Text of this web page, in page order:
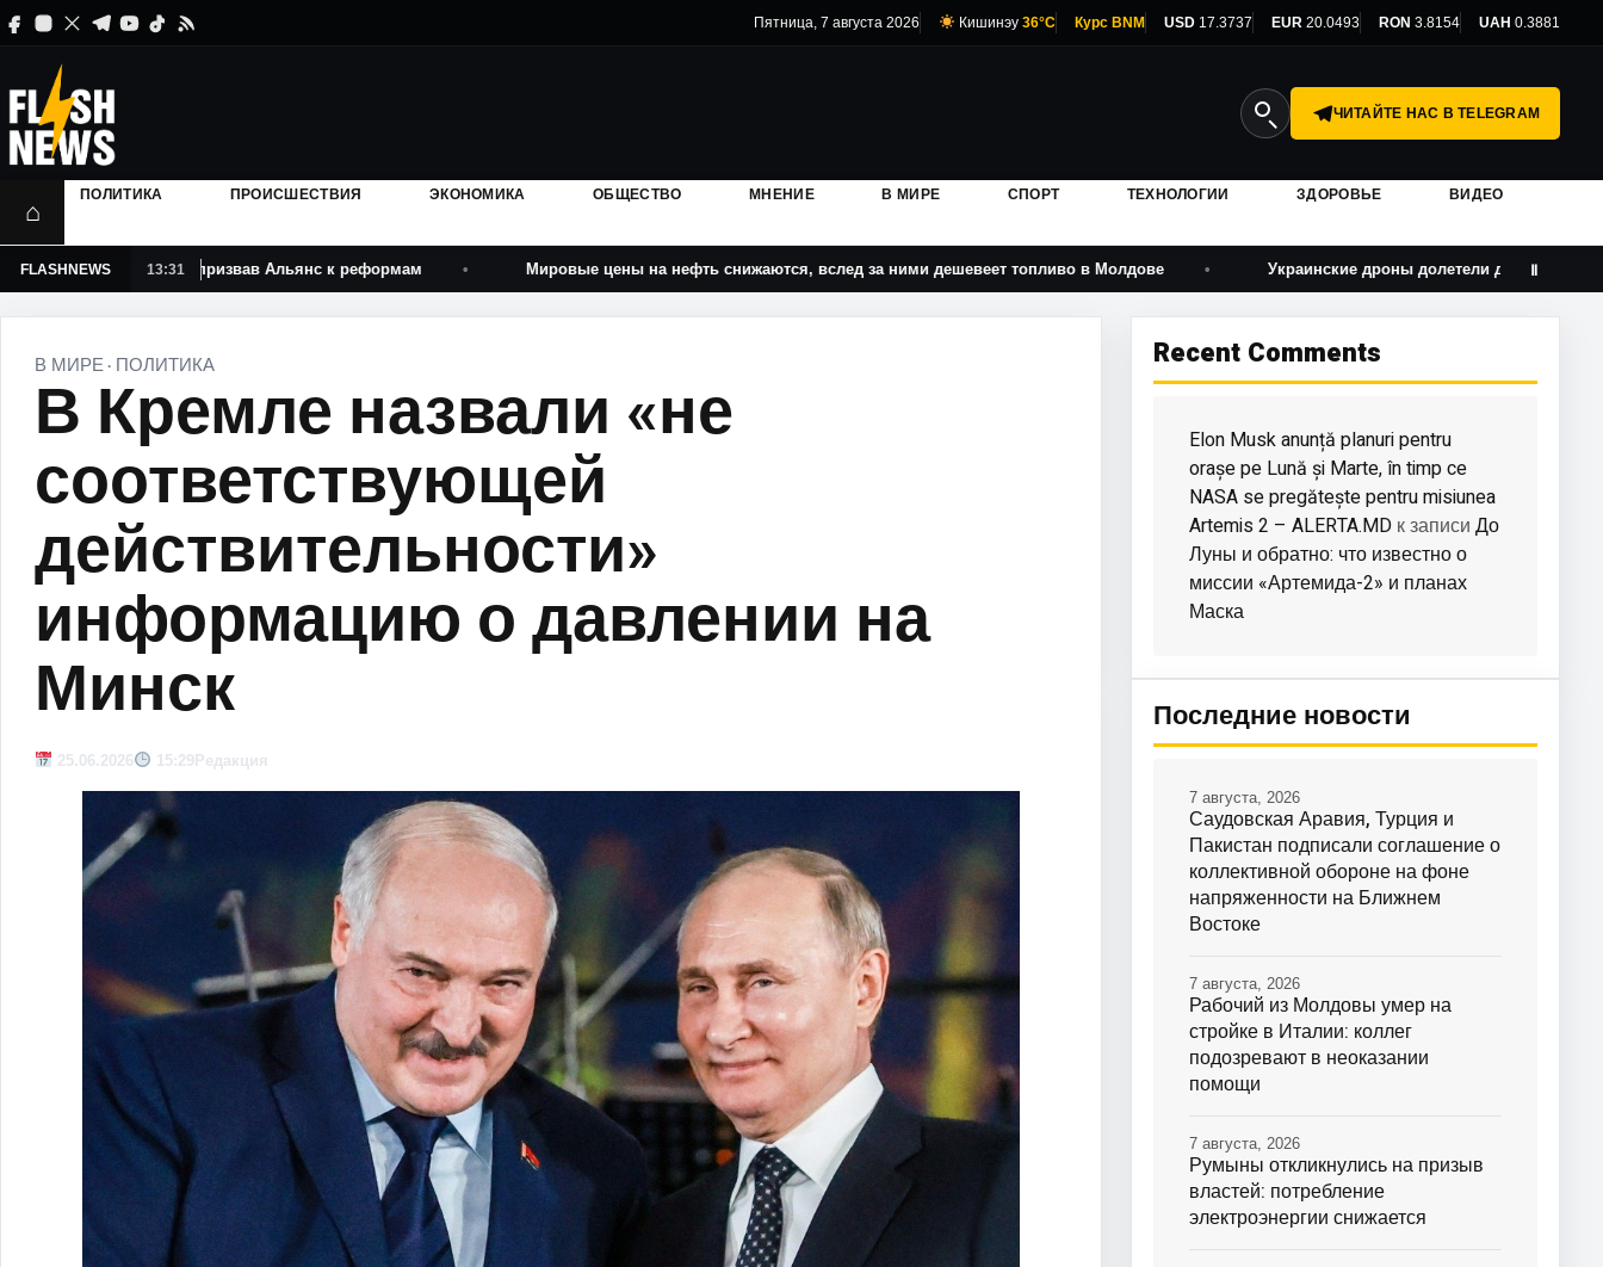
Пятница, 7 августа 2026 Кишинэу 36°C Курс BNM USD 17.3737 EUR 20.0493 RON 3.8154 UAH 0.3881
ЧИТАЙТЕ НАС В TELEGRAM
⌂
ПОЛИТИКА ПРОИСШЕСТВИЯ ЭКОНОМИКА ОБЩЕСТВО МНЕНИЕ В МИРЕ СПОРТ ТЕХНОЛОГИИ ЗДОРОВЬЕ ВИДЕО
FLASHNEWS 13:31
в НАТО, призвав Альянс к реформам Мировые цены на нефть снижаются, вслед за ними дешевеет топливо в Молдове Украинские дроны долетели до Урала и атаковали
Ⅱ
В МИРЕ · ПОЛИТИКА
В Кремле назвали «не
соответствующей
действительности»
информацию о давлении на
Минск
25.06.2026 15:29 Редакция
Recent Comments
Elon Musk anunță planuri pentru
orașe pe Lună și Marte, în timp ce
NASA se pregătește pentru misiunea
Artemis 2 – ALERTA.MD к записи До
Луны и обратно: что известно о
миссии «Артемида-2» и планах
Маска
Последние новости
Саудовская Аравия, Турция и
Пакистан подписали соглашение о
коллективной обороне на фоне
напряженности на Ближнем
Востоке
7 августа, 2026
Рабочий из Молдовы умер на
стройке в Италии: коллег
подозревают в неоказании
помощи
7 августа, 2026
Румыны откликнулись на призыв
властей: потребление
электроэнергии снижается
7 августа, 2026